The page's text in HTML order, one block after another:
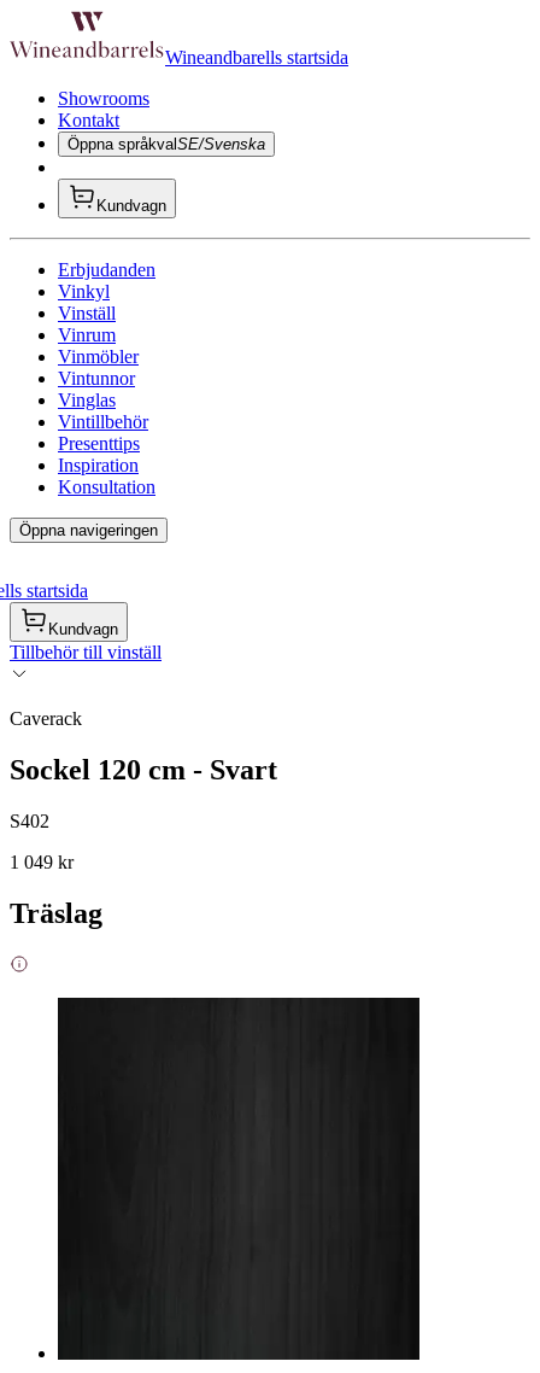
Wineandbarells startsida
Showrooms
Kontakt
Öppna språkvalSE/Svenska
Kundvagn
Erbjudanden
Vinkyl
Vinställ
Vinrum
Vinmöbler
Vintunnor
Vinglas
Vintillbehör
Presenttips
Inspiration
Konsultation
Öppna navigeringen
startsida
Kundvagn
Tillbehör till vinställ
Caverack
Sockel 120 cm - Svart
S402
1 049 kr
Träslag